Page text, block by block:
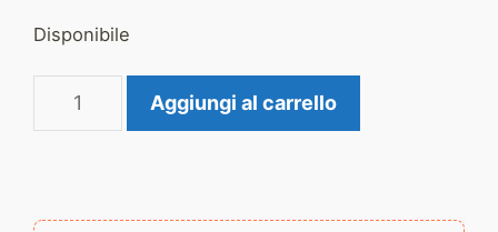
Disponibile
Moderno
Aggiungi al carrello